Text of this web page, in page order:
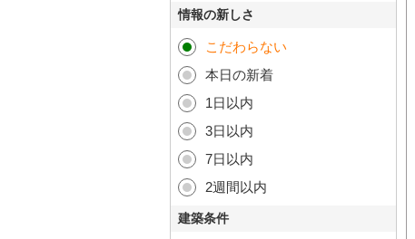
情報の新しさ
こだわらない
本日の新着
1日以内
3日以内
7日以内
2週間以内
建築条件